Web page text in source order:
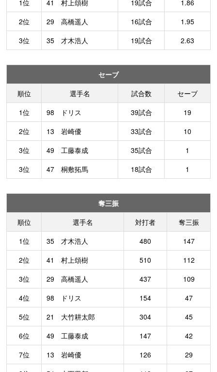
1位
41 村上頌樹 19試合
1.86
2位
29 高橋遥人 16試合
1.95
3位
35 才木浩人 19試合 2.63
セーブ
順位
選手名 試合数
セーブ
1位
98 ドリス 39試合
19
2位
13 岩崎優 33試合
10
3位
49 工藤泰成 35試合
1
3位
47 桐敷拓馬 18試合 1
奪三振
順位
選手名 対打者
奪三振
1位
35 才木浩人 480
147
2位
41 村上頌樹 510
112
3位
29 高橋遥人 437
109
4位
98 ドリス 154
47
5位
21 大竹耕太郎 304
45
6位
49 工藤泰成 147
42
7位
13 岩崎優 126
29